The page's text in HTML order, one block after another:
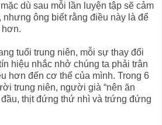
dù sau mỗi lần luyện tập sẽ cảm
nhưng ông biết rằng điều này là để
hơn.
tuổi trung niên, mỗi sự thay đổi
hiệu nhắc nhở chúng ta phải trân
hơn đến cơ thể của mình. Trong 6
trung niên, người già “nên ăn
thịt đứng thứ nhì và trứng đứng